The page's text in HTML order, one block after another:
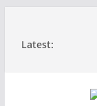
Latest: